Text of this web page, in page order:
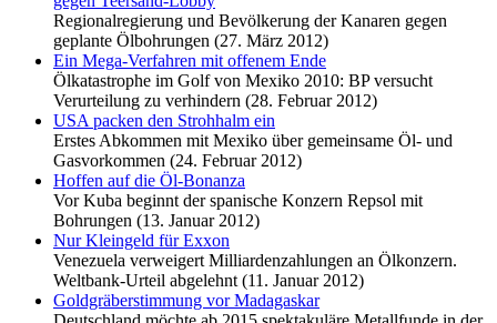
Regionalregierung und Bevölkerung der Kanaren gegen
geplante Ölbohrungen (27. März 2012)
Ein Mega-Verfahren mit offenem Ende
Ölkatastrophe im Golf von Mexiko 2010: BP versucht
Verurteilung zu verhindern (28. Februar 2012)
USA packen den Strohhalm ein
Erstes Abkommen mit Mexiko über gemeinsame Öl- und
Gasvorkommen (24. Februar 2012)
Hoffen auf die Öl-Bonanza
Vor Kuba beginnt der spanische Konzern Repsol mit
Bohrungen (13. Januar 2012)
Nur Kleingeld für Exxon
Venezuela verweigert Milliardenzahlungen an Ölkonzern.
Weltbank-Urteil abgelehnt (11. Januar 2012)
Goldgräberstimmung vor Madagaskar